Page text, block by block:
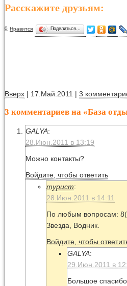
Расскажите друзьям:
0 Нравится Поделиться…
Вверх | 17.Май.2011 | 3
3 комментариев на «База
GALYA:
28.Июн.2011 в 13:19
Можно контакты?
Войдите, чтобы ответить
турист:
28.Июн.2011 в 14:11
По любым вопросам:
Звезда, Водник.
Войдите, чтобы
GALYA:
29.Июн.2011 в
Большое